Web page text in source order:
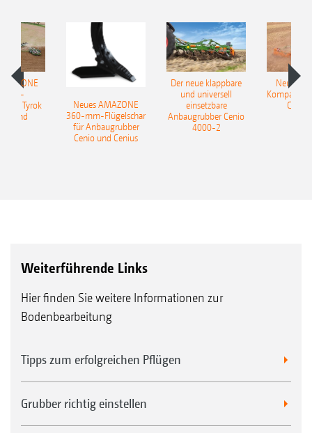
Tyrok
Neues AMAZONE
360-mm-Flügelschar
für Anbaugrubber
Cenio und Cenius
Der neue klappbare
und universell
einsetzbare
Anbaugrubber Cenio
4000-2
Neue
Weiterführende Links
Hier finden Sie weitere Informationen zur
Bodenbearbeitung
Tipps zum erfolgreichen Pflügen
Grubber richtig einstellen